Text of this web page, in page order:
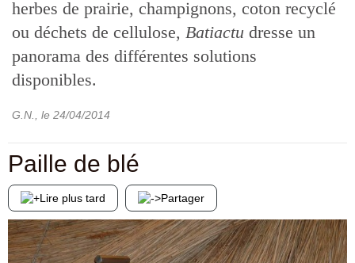
herbes de prairie, champignons, coton recyclé
ou déchets de cellulose, Batiactu dresse un
panorama des différentes solutions
disponibles.
G.N. , le 24/04/2014
Paille de blé
Lire plus tard Partager